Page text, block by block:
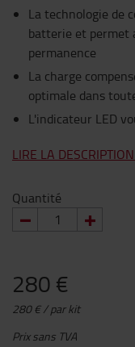
La technologie de
batterie et permet
permanence
La charge
optimale dans
L'indicateur LED
LIRE LA
Quantité
280 €
280 € / par kit
Prix sans TVA